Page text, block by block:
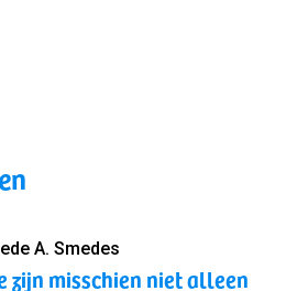
A. Smedes
zijn misschien niet alleen